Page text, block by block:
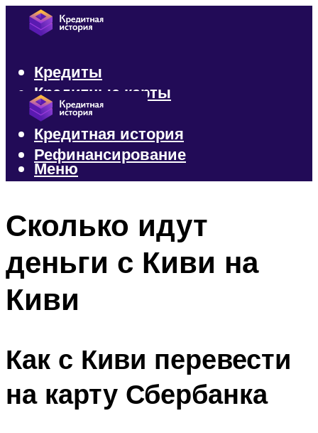
Кредиты
Кредитные карты
Микрозаймы
Кредитная история
Рефинансирование
Меню
Сколько идут
деньги с Киви на
Киви
Как с Киви перевести
на карту Сбербанка